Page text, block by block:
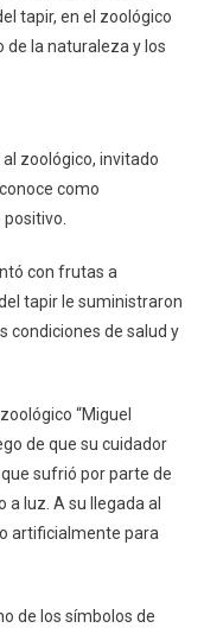
Brinda
Las
tapir, en el zoológico
de la naturaleza y los
zoológico, invitado
como
con frutas a
tapir le suministraron
condiciones de salud y
“Miguel
de que su cuidador
sufrió por parte de
luz. A su llegada al
artificialmente para
de los símbolos de